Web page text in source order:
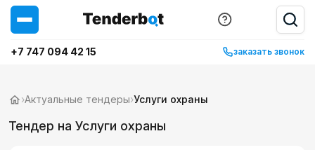
+7 747 094 42 15 заказать звонок
›Актуальные тендеры›Услуги охраны
Тендер на Услуги охраны